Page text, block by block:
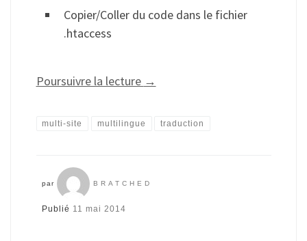
Copier/Coller du code dans le fichier
.htaccess
Poursuivre la lecture →
multi-site multilingue traduction
par BRATCHED
Publié 11 mai 2014